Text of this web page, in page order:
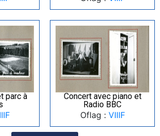
parc à
Concert avec piano et
Radio BBC
Oflag : VIIIF